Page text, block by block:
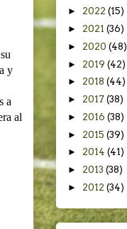
y
a
al
► 2022 (15)
► 2021 (36)
► 2020 (48)
► 2019 (42)
► 2018 (44)
► 2017 (38)
► 2016 (38)
► 2015 (39)
► 2014 (41)
► 2013 (38)
► 2012 (34)